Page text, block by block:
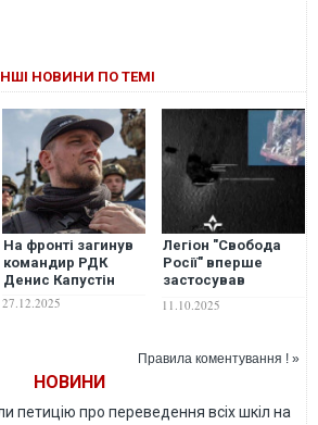
НОВИНИ ПО ТЕМІ
На фронті загинув
командир РДК
Денис Капустін
27.12.2025
Легіон "Свобода
Росії" вперше
застосував
проти окупантів
11.10.2025
Правила коментування ! »
НОВИНИ
петицію про переведення всіх шкіл на